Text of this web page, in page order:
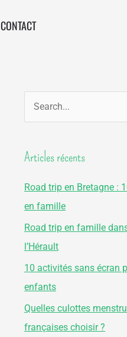
CONTACT
e
r
c
h
e
Articles récents
Road trip en Bretagne :
en famille
Road trip en famille
l’Hérault
10 activités sans écran
enfants
Quelles culottes
françaises choisir ?